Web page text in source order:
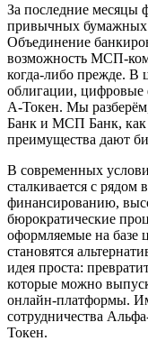
За последние месяцы
привычных бумажных
Объединение
возможность МСП-
когда-либо прежде. В
облигации, цифровые
А-Токен. Мы
Банк и МСП Банк, как
преимущества дают
В современных
сталкивается с
финансированию,
бюрократические
оформляемые на базе
становятся
идея проста:
которые можно
онлайн-платформы.
сотрудничества
Токен.